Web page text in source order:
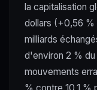
la capitalisation
dollars (+0,56
milliards
d'environ 2 %
mouvements
% contre 10,1 %